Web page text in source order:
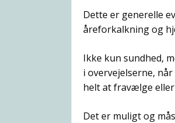
Dette er generelle
åreforkalkning og
Ikke kun sundhed,
i overvejelserne,
helt at fravælge
Det er muligt og